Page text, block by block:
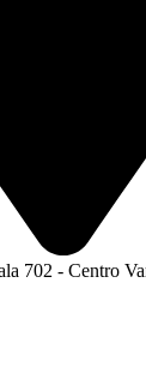
702 - Centro